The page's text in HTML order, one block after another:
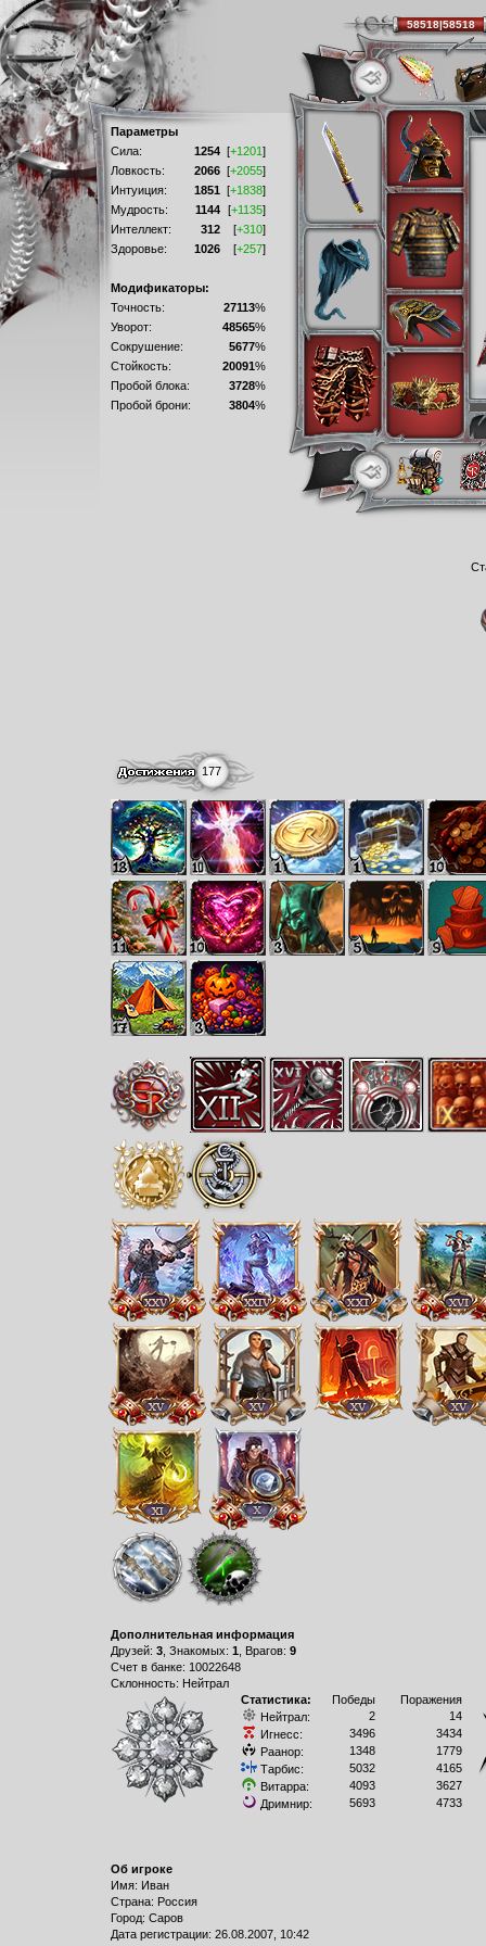
Параметры
Сила:
1254 [+1201]
Ловкость:
2066 [+2055]
Интуиция:
1851 [+1838]
Мудрость:
1144 [+1135]
Интеллект:
312 [+310]
Здоровье:
1026 [+257]
Модификаторы:
Точность:
27113%
Уворот:
48565%
Сокрушение:
5677%
Стойкость:
20091%
Пробой блока:
3728%
Пробой брони:
3804%
177
Дополнительная информация
Друзей: 3, Знакомых: 1 , Врагов: 9
Счет в банке: 10022648
Склонность: Нейтрал
Статистика:
Победы
Поражения
Нейтрал:
2
14
Игнесс:
3496
3434
Раанор:
1348
1779
Тарбис:
5032
4165
Витарра:
4093
3627
Дримнир:
5693 4733
Об игроке
Имя: Иван
Страна: Россия
Город: Саров
Дата регистрации: 26.08.2007, 10:42
58518|58518